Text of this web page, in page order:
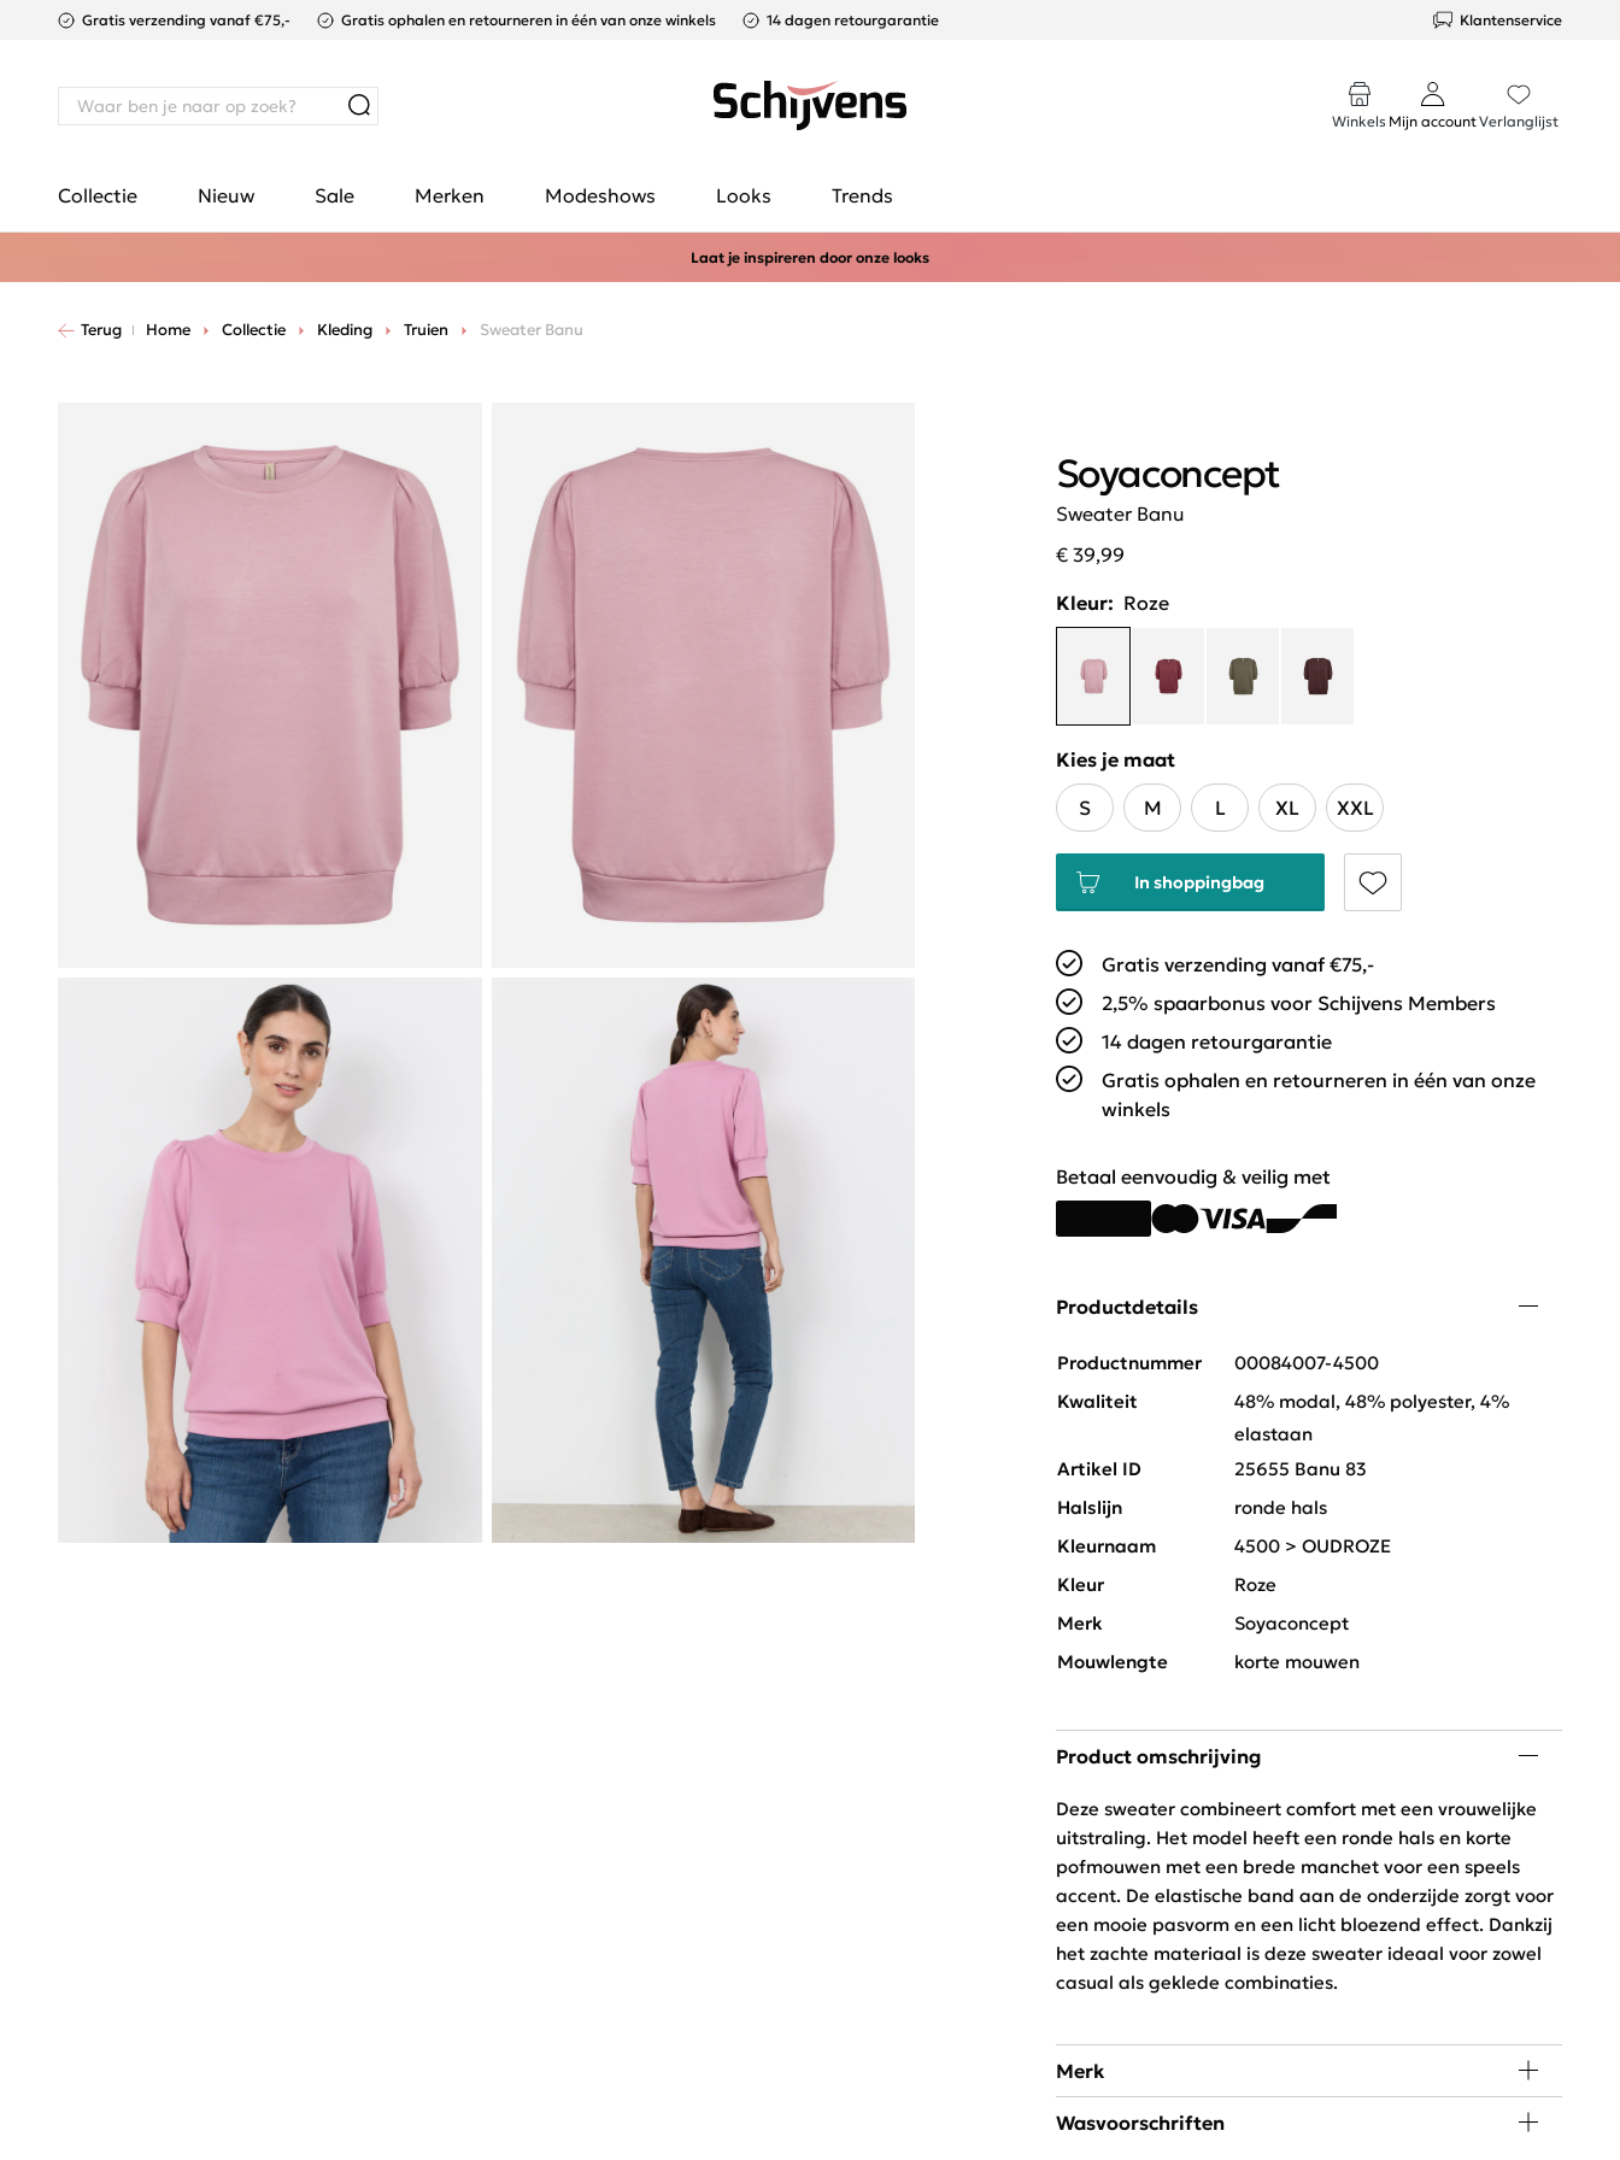
Gratis verzending vanaf €75,- Gratis ophalen en retourneren in één van onze winkels 14 dagen retourgarantie Klantenservice
Winkels Mijn accountVerlanglijst
Collectie Nieuw Sale Merken Modeshows Looks Trends
Laat je inspireren door onze looks
Terug Home Collectie Kleding Truien Sweater Banu
Sweater Banu
Soyaconcept
€ 39,99
Kleur: Roze
Kies je maat
S
M L XL XXL
In shoppingbag
Gratis verzending vanaf €75,-
2,5% spaarbonus voor Schijvens Members
14 dagen retourgarantie
Gratis ophalen en retourneren in één van onze
winkels
Betaal eenvoudig & veilig met
Productdetails
Productnummer
00084007-4500
Kwaliteit
48% modal, 48% polyester, 4%
elastaan
Artikel ID
25655 Banu 83
Halslijn
ronde hals
Kleurnaam
4500 > OUDROZE
Kleur
Roze
Merk
Soyaconcept
Mouwlengte
korte mouwen
Product omschrijving
Deze sweater combineert comfort met een vrouwelijke
uitstraling. Het model heeft een ronde hals en korte
pofmouwen met een brede manchet voor een speels
accent. De elastische band aan de onderzijde zorgt voor
een mooie pasvorm en een licht bloezend effect. Dankzij
het zachte materiaal is deze sweater ideaal voor zowel
casual als geklede combinaties.
Merk
Soyaconcept heeft een vrouwelijke collectie met
Wasvoorschriften